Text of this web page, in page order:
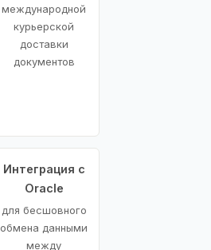
международной
курьерской
доставки
документов
Интеграция с
Oracle
для бесшовного
обмена данными
между